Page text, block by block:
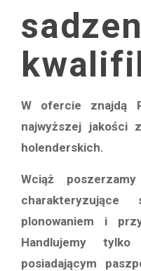
W ofercie znajdą
najwyższej jakości
holenderskich.
Wciąż
charakteryzujące
plonowaniem i
Handlujemy tylko
posiadającym